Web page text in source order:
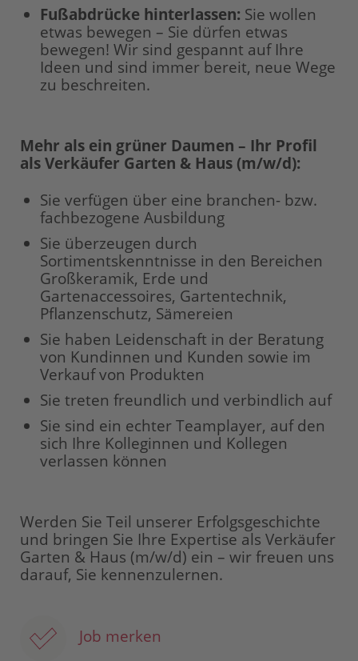
Fußabdrücke hinterlassen: Sie wollen
etwas bewegen – Sie dürfen etwas
bewegen! Wir sind gespannt auf Ihre
Ideen und sind immer bereit, neue Wege
zu beschreiten.
Mehr als ein grüner Daumen – Ihr Profil
als Verkäufer Garten & Haus (m/w/d):
Sie verfügen über eine branchen- bzw.
fachbezogene Ausbildung
Sie überzeugen durch
Sortimentskenntnisse in den Bereichen
Großkeramik, Erde und
Gartenaccessoires, Gartentechnik,
Pflanzenschutz, Sämereien
Sie haben Leidenschaft in der Beratung
von Kundinnen und Kunden sowie im
Verkauf von Produkten
Sie treten freundlich und verbindlich auf
Sie sind ein echter Teamplayer, auf den
sich Ihre Kolleginnen und Kollegen
verlassen können
Werden Sie Teil unserer Erfolgsgeschichte
und bringen Sie Ihre Expertise als Verkäufer
Garten & Haus (m/w/d) ein – wir freuen uns
darauf, Sie kennenzulernen.
Job merken